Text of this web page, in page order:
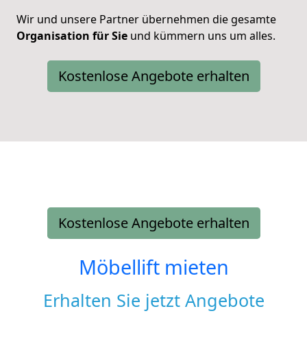
Wir und unsere Partner übernehmen die gesamte
Organisation für Sie und kümmern uns um alles.
Kostenlose Angebote erhalten
Kostenlose Angebote erhalten
Möbellift mieten
Erhalten Sie jetzt Angebote